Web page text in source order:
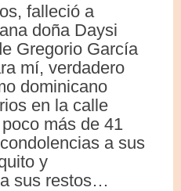
falleció a
doña Daysi
Gregorio García
mí, verdadero
dominicano
en la calle
más de 41
a sus
y
sus restos…